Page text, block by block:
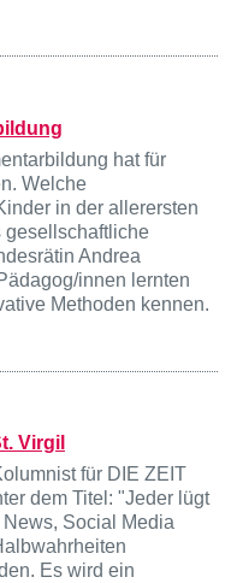
hat für
Welche
in der allerersten
gesellschaftliche
Andrea
innen lernten
Methoden kennen.
Virgil
für DIE ZEIT
dem Titel: "Jeder lügt
Social Media
Es wird ein